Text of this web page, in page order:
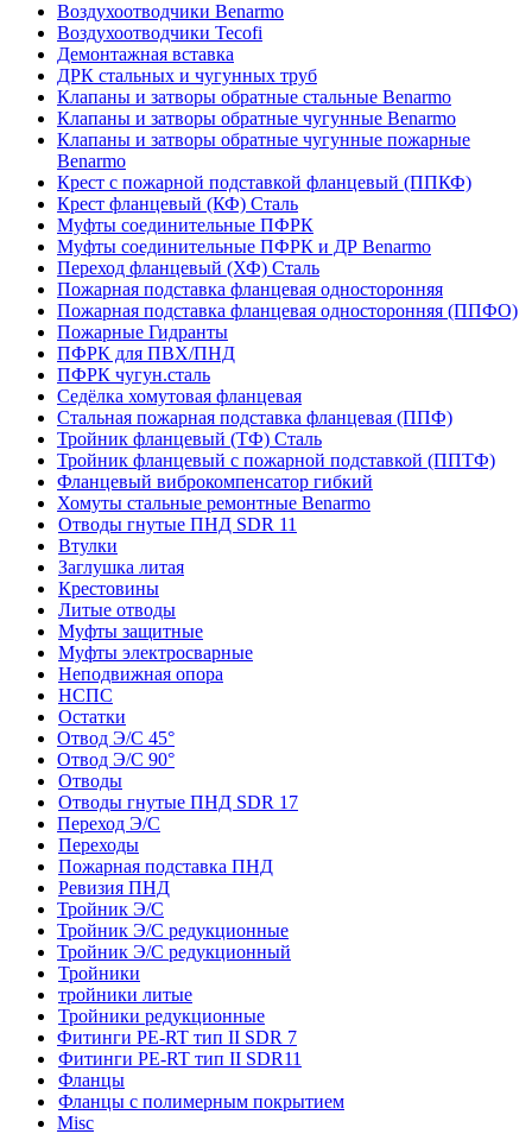
Воздухоотводчики Benarmo
Воздухоотводчики Tecofi
Демонтажная вставка
ДРК стальных и чугунных труб
Клапаны и затворы обратные стальные Benarmo
Клапаны и затворы обратные чугунные Benarmo
Клапаны и затворы обратные чугунные пожарные
Benarmo
Крест с пожарной подставкой фланцевый (ППКФ)
Крест фланцевый (КФ) Сталь
Муфты соединительные ПФРК
Муфты соединительные ПФРК и ДР Benarmo
Переход фланцевый (ХФ) Сталь
Пожарная подставка фланцевая односторонняя
Пожарная подставка фланцевая односторонняя (ППФО)
Пожарные Гидранты
ПФРК для ПВХ/ПНД
ПФРК чугун.сталь
Седёлка хомутовая фланцевая
Стальная пожарная подставка фланцевая (ППФ)
Тройник фланцевый (ТФ) Сталь
Тройник фланцевый с пожарной подставкой (ППТФ)
Фланцевый виброкомпенсатор гибкий
Хомуты стальные ремонтные Benarmo
Отводы гнутые ПНД SDR 11
Втулки
Заглушка литая
Крестовины
Литые отводы
Муфты защитные
Муфты электросварные
Неподвижная опора
НСПС
Остатки
Отвод Э/С 45°
Отвод Э/С 90°
Отводы
Отводы гнутые ПНД SDR 17
Переход Э/С
Переходы
Пожарная подставка ПНД
Ревизия ПНД
Тройник Э/С
Тройник Э/С редукционные
Тройник Э/С редукционный
Тройники
тройники литые
Тройники редукционные
Фитинги PE-RT тип II SDR 7
Фитинги PE-RT тип II SDR11
Фланцы
Фланцы с полимерным покрытием
Misc